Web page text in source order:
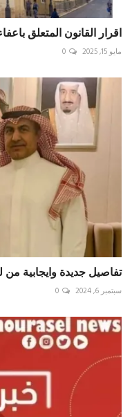
اقرار القانون المتعلق
مايو 15, 2025 0
تفاصيل جديدة وايجابية من
سبتمبر 6, 2024 0